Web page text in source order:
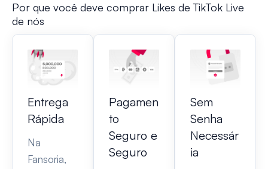
Por que você deve comprar Likes de TikTok Live
de nós
Entrega
Rápida
Na
Fansoria,
Pagamen
to
Seguro e
Seguro
Sem
Senha
Necessár
ia